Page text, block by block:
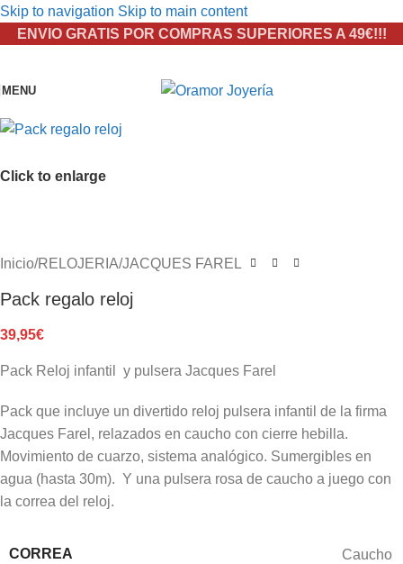
Skip to navigation Skip to main content
ENVIO GRATIS POR COMPRAS SUPERIORES A 49€!!!
MENU
Click to enlarge
Inicio/RELOJERIA/JACQUES FAREL
Pack regalo reloj
39,95€
Pack Reloj infantil y pulsera Jacques Farel
Pack que incluye un divertido reloj pulsera infantil de la firma
Jacques Farel, relazados en caucho con cierre hebilla.
Movimiento de cuarzo, sistema analógico. Sumergibles en
agua (hasta 30m). Y una pulsera rosa de caucho a juego con
la correa del reloj.
CORREA Caucho